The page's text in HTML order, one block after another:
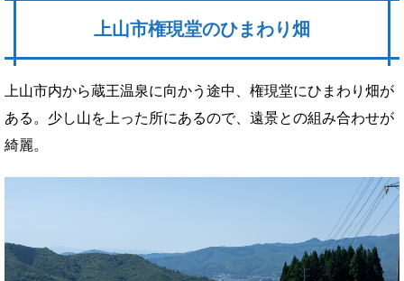
上山市権現堂のひまわり畑
上山市内から蔵王温泉に向かう途中、権現堂にひまわり畑が
ある。少し山を上った所にあるので、遠景との組み合わせが
綺麗。